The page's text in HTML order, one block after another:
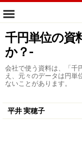
千円単位の資
か？-
会社で使う資料は、「千
え、元々のデータは円単
ないことがあります。
平井 実穂子